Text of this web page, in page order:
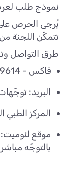
نموذج طلب
يُرجى الحرص
تتمكّن اللجنة
طرق التواصل
فاكس - 036949614
البريد: توجّهات
المركز الطبي
موقع
بالتوجّه